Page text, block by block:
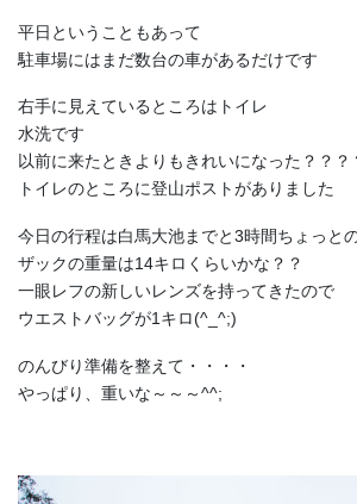
平日ということもあって
駐車場にはまだ数台の車があるだけです
右手に見えているところはトイレ
水洗です
以前に来たときよりもきれいになった？？？
トイレのところに登山ポストがありました
今日の行程は白馬大池までと3時間ちょっと
ザックの重量は14キロくらいかな？？
一眼レフの新しいレンズを持ってきたので
ウエストバッグが1キロ(^_^;)
のんびり準備を整えて・・・・
やっぱり、重いな～～～^^;